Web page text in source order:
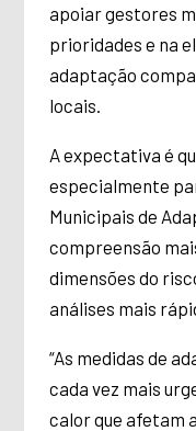
apoiar gestores
prioridades e na
adaptação
locais.
A expectativa é
especialmente
Municipais de
compreensão
dimensões do
análises mais
“As medidas de
cada vez mais
calor que afetam